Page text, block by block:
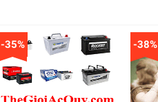
-35% -38%